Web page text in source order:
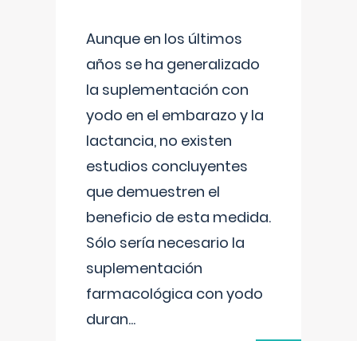
Aunque en los últimos
años se ha generalizado
la suplementación con
yodo en el embarazo y la
lactancia, no existen
estudios concluyentes
que demuestren el
beneficio de esta medida.
Sólo sería necesario la
suplementación
farmacológica con yodo
duran...